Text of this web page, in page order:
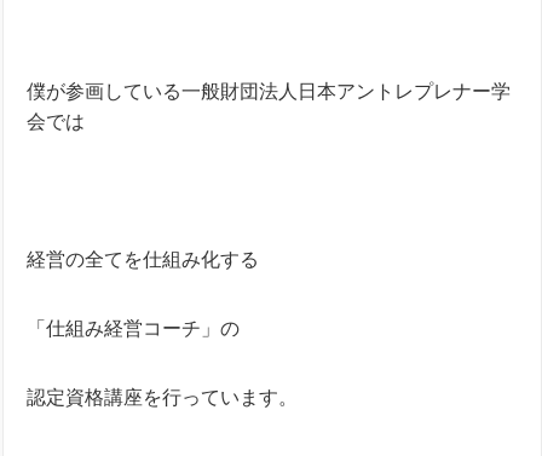
僕が参画している一般財団法人日本アントレプレナー学
会では
経営の全てを仕組み化する
「仕組み経営コーチ」の
認定資格講座を行っています。